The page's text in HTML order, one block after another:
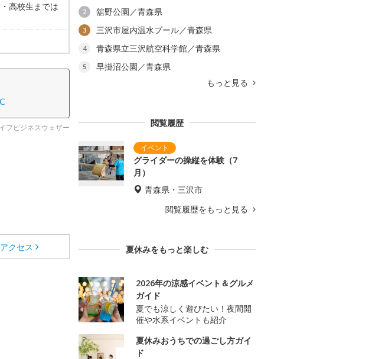
高校生までは
フビジネスウェザー
クセス
2 舘野公園／青森県
3 三沢市屋内温水プール／青森県
4 青森県立三沢航空科学館／青森県
5
早掛沼公園／青森県
もっと見る
閲覧履歴
グライダーの操縦を体験（7
月）
青森県・三沢市
閲覧履歴をもっと見る
夏休みをもっと楽しむ
2026年の涼感イベント＆グルメ
ガイド
夏でも涼しく遊びたい！夜間開
催や水系イベントも紹介
夏休みおうちでの過ごし方ガイ
ド